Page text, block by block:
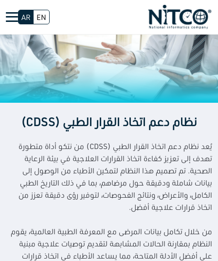
EN
AR
نظام دعم اتخاذ القرار الطبي (CDSS)
يُعد نظام دعم اتخاذ القرار الطبي (CDSS) من نتكو أداة متطورة
تهدف إلى تعزيز كفاءة اتخاذ القرارات العلاجية في بيئة الرعاية
الصحية. تم تصميم هذا النظام لتمكين الأطباء من الوصول إلى
بيانات شاملة ودقيقة حول مرضاهم، بما في ذلك التاريخ الطبي
الكامل، والأعراض، ونتائج الفحوصات، لتوفير رؤى دقيقة تعزز من
اتخاذ قرارات علاجية أفضل.
من خلال تكامل بيانات المرضى مع المعرفة الطبية العالمية، يقوم
النظام بمقارنة الحالات المشابهة لتقديم توصيات علاجية مبنية
على أفضل الأدلة المتاحة، مما يساعد الأطباء في اتخاذ قرارات